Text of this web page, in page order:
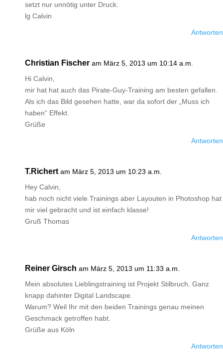
setzt nur unnötig unter Druck.
lg Calvin
Antworten
Christian Fischer am März 5, 2013 um 10:14 a.m.
Hi Calvin,
mir hat hat auch das Pirate-Guy-Training am besten gefallen.
Als ich das Bild gesehen hatte, war da sofort der „Muss ich
haben“ Effekt.
Grüße
Antworten
T.Richert am März 5, 2013 um 10:23 a.m.
Hey Calvin,
hab noch nicht viele Trainings aber Layouten in Photoshop hat
mir viel gebracht und ist einfach klasse!
Gruß Thomas
Antworten
Reiner Girsch am März 5, 2013 um 11:33 a.m.
Mein absolutes Lieblingstraining ist Projekt Stilbruch. Ganz
knapp dahinter Digital Landscape.
Warum? Weil Ihr mit den beiden Trainings genau meinen
Geschmack getroffen habt.
Grüße aus Köln
Antworten